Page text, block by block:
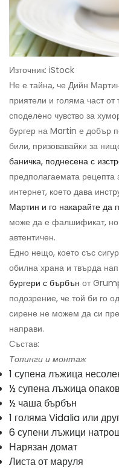
Източник: iStock
Не е тайна, че Дийн
приятели и голяма част
споделено чувство за
бургер на Martin е добър
били, призовавайки за
баничка, поднесена с
предполагаемата
интернет, което дава
Мартин и го накарайте да
може да е фалшификат,
автентичен.
Едно нещо, което със
обилна храна и твърда
бургери с бърбън от
подозрение, че той би го
сирене не можем да си
направи.
Състав:
Топинги и монтаж
1 супена лъжица
½ супена лъжица
½ чаша бърбън
1 голяма Vidalia или
6 супени лъжици
Нарязан домат
Листа от маруля